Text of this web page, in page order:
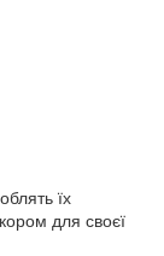
їх
для своєї